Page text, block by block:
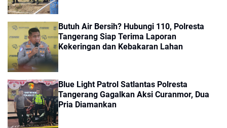
Butuh Air Bersih? Hubungi 110, Polresta
Tangerang Siap Terima Laporan
Kekeringan dan Kebakaran Lahan
Blue Light Patrol Satlantas Polresta
Tangerang Gagalkan Aksi Curanmor, Dua
Pria Diamankan